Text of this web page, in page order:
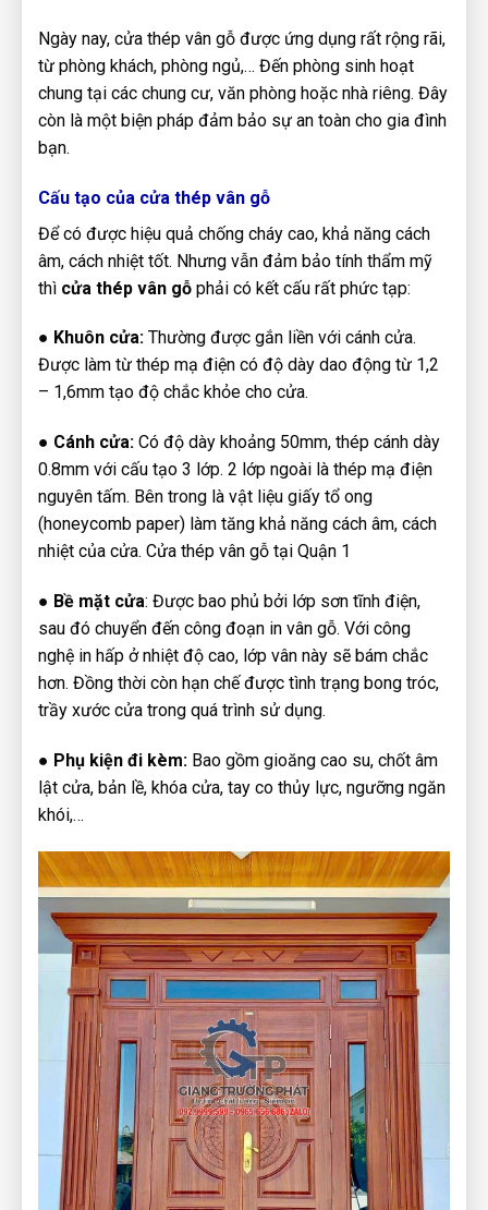
Ngày nay, cửa thép vân gỗ được ứng dụng rất rộng rãi,
từ phòng khách, phòng ngủ,… Đến phòng sinh hoạt
chung tại các chung cư, văn phòng hoặc nhà riêng. Đây
còn là một biện pháp đảm bảo sự an toàn cho gia đình
bạn.
Cấu tạo của cửa thép vân gỗ
Để có được hiệu quả chống cháy cao, khả năng cách
âm, cách nhiệt tốt. Nhưng vẫn đảm bảo tính thẩm mỹ
thì cửa thép vân gỗ phải có kết cấu rất phức tạp:
● Khuôn cửa: Thường được gắn liền với cánh cửa.
Được làm từ thép mạ điện có độ dày dao động từ 1,2
– 1,6mm tạo độ chắc khỏe cho cửa.
● Cánh cửa: Có độ dày khoảng 50mm, thép cánh dày
0.8mm với cấu tạo 3 lớp. 2 lớp ngoài là thép mạ điện
nguyên tấm. Bên trong là vật liệu giấy tổ ong
(honeycomb paper) làm tăng khả năng cách âm, cách
nhiệt của cửa. Cửa thép vân gỗ tại Quận 1
● Bề mặt cửa: Được bao phủ bởi lớp sơn tĩnh điện,
sau đó chuyển đến công đoạn in vân gỗ. Với công
nghệ in hấp ở nhiệt độ cao, lớp vân này sẽ bám chắc
hơn. Đồng thời còn hạn chế được tình trạng bong tróc,
trầy xước cửa trong quá trình sử dụng.
● Phụ kiện đi kèm: Bao gồm gioăng cao su, chốt âm
lật cửa, bản lề, khóa cửa, tay co thủy lực, ngưỡng ngăn
khói,…